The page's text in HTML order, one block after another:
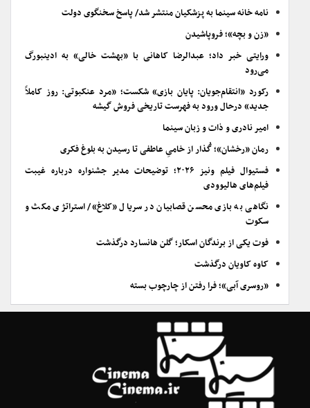
نامه خانه سینما به پزشکیان منتشر شد/ پاسخ سخنگوی دولت
«زن و بچه»؛ فروپاشیدن
ورایتی خبر داد؛ عبدالرضا کاهانی با «بهشت خالی» به ادینبورگ
می‌رود
رکورد «انتقام‌جویان: پایان بازی» شکست؛ «مرد عنکبوتی: روز کاملاً
جدید» درحال ورود به فهرست تاریخی فروش گیشه
امیر نادری و ذات و زبان سینما
رمان «رخشان»؛ گُذار از خامیِ عاطفی تا رسیدن به بلوغ فکری
فستیوال فیلم ونیز ۲۰۲۶؛ توضیحات مدیر جشنواره درباره غیبت
فیلم‌های هالیوودی
نگاهی به بازی محسن قصابیان در سریال «کلاغ»/ استراتژی مکث و
سکوت
فوت یکی از برندگان اسکار؛ گلن هانسارد درگذشت
کاوه کاویان درگذشت
«روسری آبی»؛ فرا رفتن از چارچوب بسته